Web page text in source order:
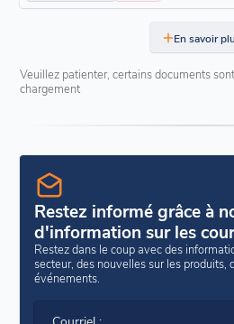
En savoir
Veuillez patienter, certains documents
chargement
Restez informé grâce à
d'information sur les
Restez dans le coup avec des
secteur, des nouvelles sur les produits,
événements.